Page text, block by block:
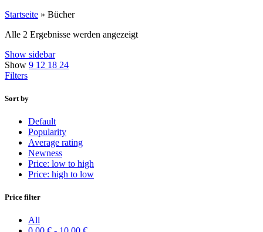
Startseite » Bücher
Alle 2 Ergebnisse werden angezeigt
Show sidebar
Show 9 12 18 24
Filters
Sort by
Default
Popularity
Average rating
Newness
Price: low to high
Price: high to low
Price filter
All